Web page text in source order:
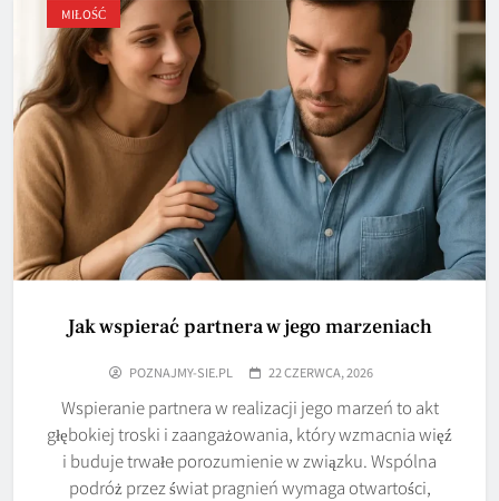
MIŁOŚĆ
Jak wspierać partnera w jego marzeniach
POZNAJMY-SIE.PL 22 CZERWCA, 2026
Wspieranie partnera w realizacji jego marzeń to akt
głębokiej troski i zaangażowania, który wzmacnia więź
i buduje trwałe porozumienie w związku. Wspólna
podróż przez świat pragnień wymaga otwartości,